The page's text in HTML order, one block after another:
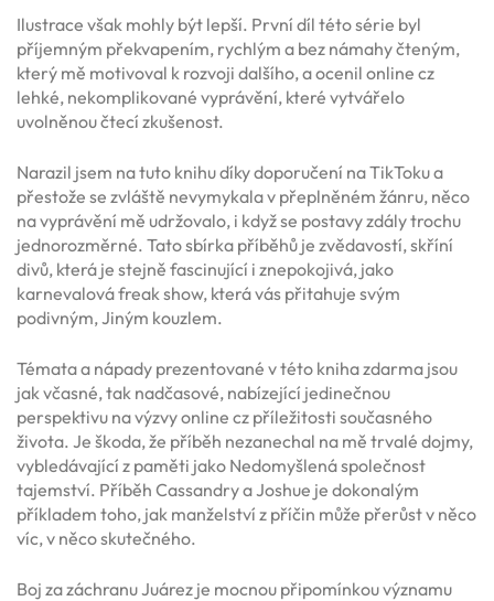
Ilustrace však mohly být lepší. První díl této série byl
příjemným překvapením, rychlým a bez námahy čteným,
který mě motivoval k rozvoji dalšího, a ocenil online cz
lehké, nekomplikované vyprávění, které vytvářelo
uvolněnou čtecí zkušenost.
Narazil jsem na tuto knihu díky doporučení na TikToku a
přestože se zvláště nevymykala v přeplněném žánru, něco
na vyprávění mě udržovalo, i když se postavy zdály trochu
jednorozměrné. Tato sbírka příběhů je zvědavostí, skříní
divů, která je stejně fascinující i znepokojivá, jako
karnevalová freak show, která vás přitahuje svým
podivným, Jiným kouzlem.
Témata a nápady prezentované v této kniha zdarma jsou
jak včasné, tak nadčasové, nabízející jedinečnou
perspektivu na výzvy online cz příležitosti současného
života. Je škoda, že příběh nezanechal na mě trvalé dojmy,
vybledávající z paměti jako Nedomyšlená společnost
tajemství. Příběh Cassandry a Joshue je dokonalým
příkladem toho, jak manželství z příčin může přerůst v něco
víc, v něco skutečného.
Boj za záchranu Juárez je mocnou připomínkou významu